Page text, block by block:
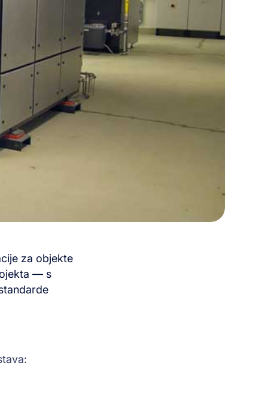
za objekte
— s